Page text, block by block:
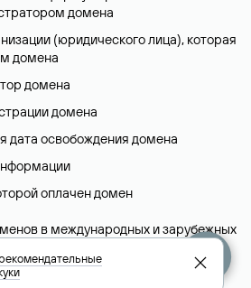
домена
(юридического лица), которая
домена
домена
домена
дата освобождения домена
оплачен домен
в международных и зарубежных
в разделе «
».
сервиса